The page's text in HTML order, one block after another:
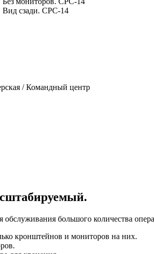
/ Командный центр
большого количества
кронштейнов и мониторов на них.